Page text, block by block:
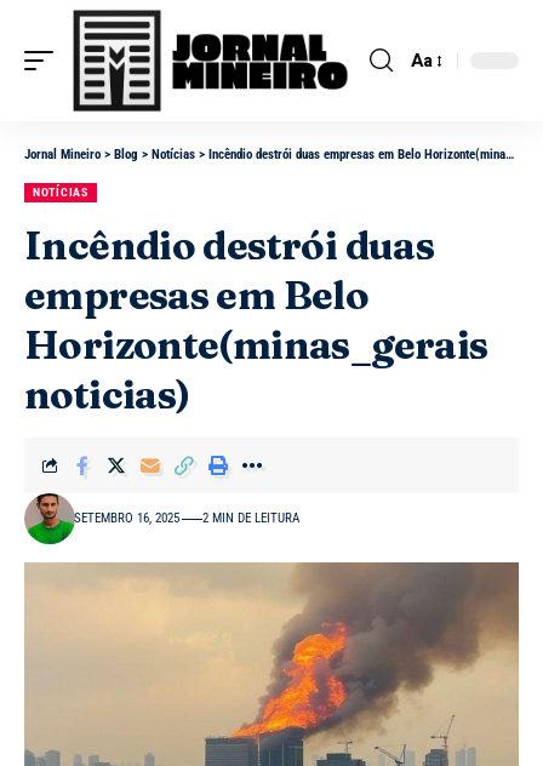
Aa
Jornal Mineiro > Blog > Notícias > Incêndio destrói duas empresas em Belo Horizonte(minas_gerais noticias)
NOTÍCIAS
Incêndio destrói duas
empresas em Belo
Horizonte(minas_gerais
noticias)
SETEMBRO 16, 2025 2 MIN DE LEITURA